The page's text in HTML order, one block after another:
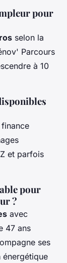
pour
selon la
Parcours
à 10
et parfois
pour
?
avec
47 ans
ses